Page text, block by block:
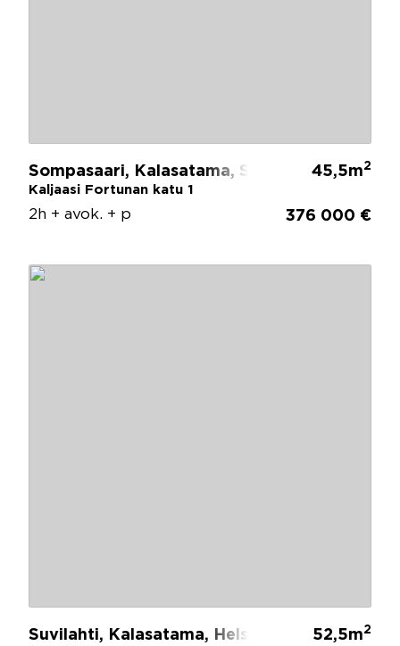
Sompasaari, Kalasatama, Sörnäinen, Helsinki
Kaljaasi Fortunan katu 1
45,5m2
2h + avok. + p 376 000 €
Suvilahti, Kalasatama, Helsinki 52,5m2